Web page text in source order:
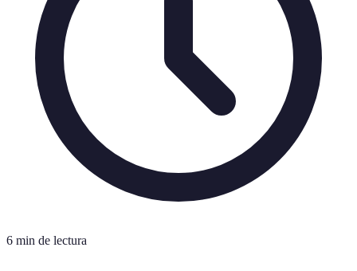
6 min de lectura